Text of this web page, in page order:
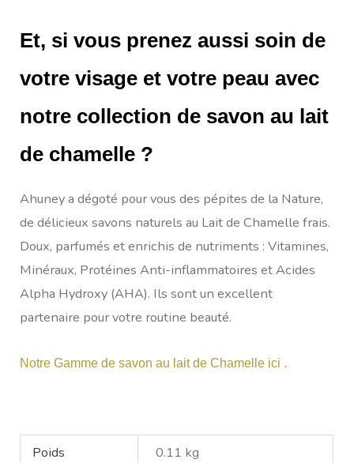
Et, si vous prenez aussi soin de
votre visage et votre peau avec
notre collection de savon au lait
de chamelle ?
Ahuney a dégoté pour vous des pépites de la Nature,
de délicieux savons naturels au Lait de Chamelle frais.
Doux, parfumés et enrichis de nutriments : Vitamines,
Minéraux, Protéines Anti-inflammatoires et Acides
Alpha Hydroxy (AHA). Ils sont un excellent
partenaire pour votre routine beauté.
Notre Gamme de savon au lait de Chamelle ici .
Poids
0.11 kg